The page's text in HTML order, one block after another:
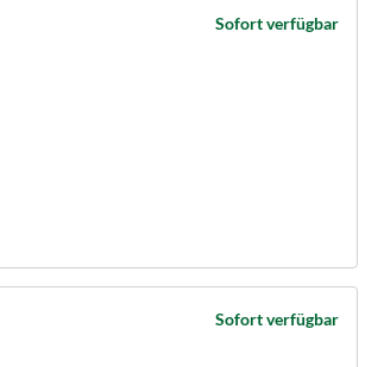
Sofort verfügbar
Sofort verfügbar